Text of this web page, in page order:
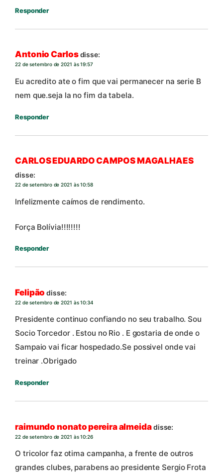
Responder
Antonio Carlosdisse:
22 de setembro de 2021 às 19:57
Eu acredito ate o fim que vai permanecer na serie B
nem que.seja la no fim da tabela.
Responder
CARLOS EDUARDO CAMPOS MAGALHAES
disse:
22 de setembro de 2021 às 10:58
Infelizmente caímos de rendimento.
Força Bolívia!!!!!!!!
Responder
Felipão disse:
22 de setembro de 2021 às 10:34
Presidente continuo confiando no seu trabalho. Sou
Socio Torcedor . Estou no Rio . E gostaria de onde o
Sampaio vai ficar hospedado.Se possivel onde vai
treinar .Obrigado
Responder
raimundo nonato pereira almeidadisse:
22 de setembro de 2021 às 10:26
O tricolor faz otima campanha, a frente de outros
grandes clubes, parabens ao presidente Sergio Frota